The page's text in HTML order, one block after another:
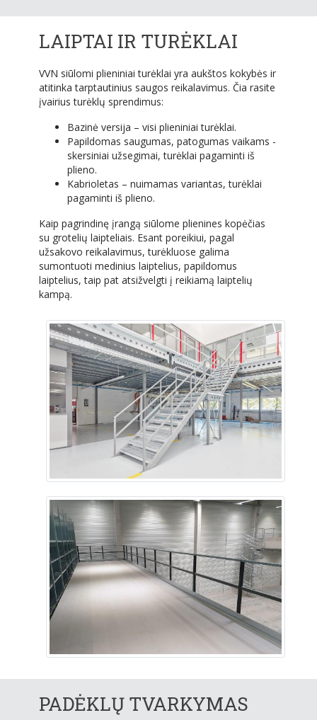
LAIPTAI IR TURĖKLAI
VVN siūlomi plieniniai turėklai yra aukštos kokybės ir
atitinka tarptautinius saugos reikalavimus. Čia rasite
įvairius turėklų sprendimus:
Bazinė versija – visi plieniniai turėklai.
Papildomas saugumas, patogumas vaikams -
skersiniai užsegimai, turėklai pagaminti iš
plieno.
Kabrioletas – nuimamas variantas, turėklai
pagaminti iš plieno.
Kaip pagrindinę įrangą siūlome plienines kopėčias
su grotelių laipteliais. Esant poreikiui, pagal
užsakovo reikalavimus, turėkluose galima
sumontuoti medinius laiptelius, papildomus
laiptelius, taip pat atsižvelgti į reikiamą laiptelių
kampą.
PADĖKLŲ TVARKYMAS